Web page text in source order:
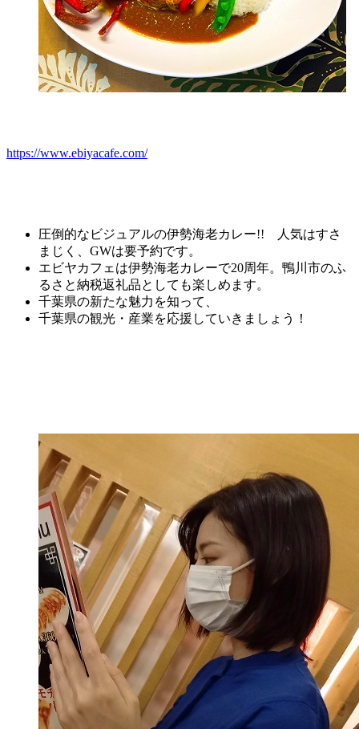
https://www.ebiyacafe.com/
圧倒的なビジュアルの伊勢海老カレー!! 人気はすさ
まじく、GWは要予約です。
エビヤカフェは伊勢海老カレーで20周年。鴨川市のふ
るさと納税返礼品としても楽しめます。
千葉県の新たな魅力を知って、
千葉県の観光・産業を応援していきましょう！